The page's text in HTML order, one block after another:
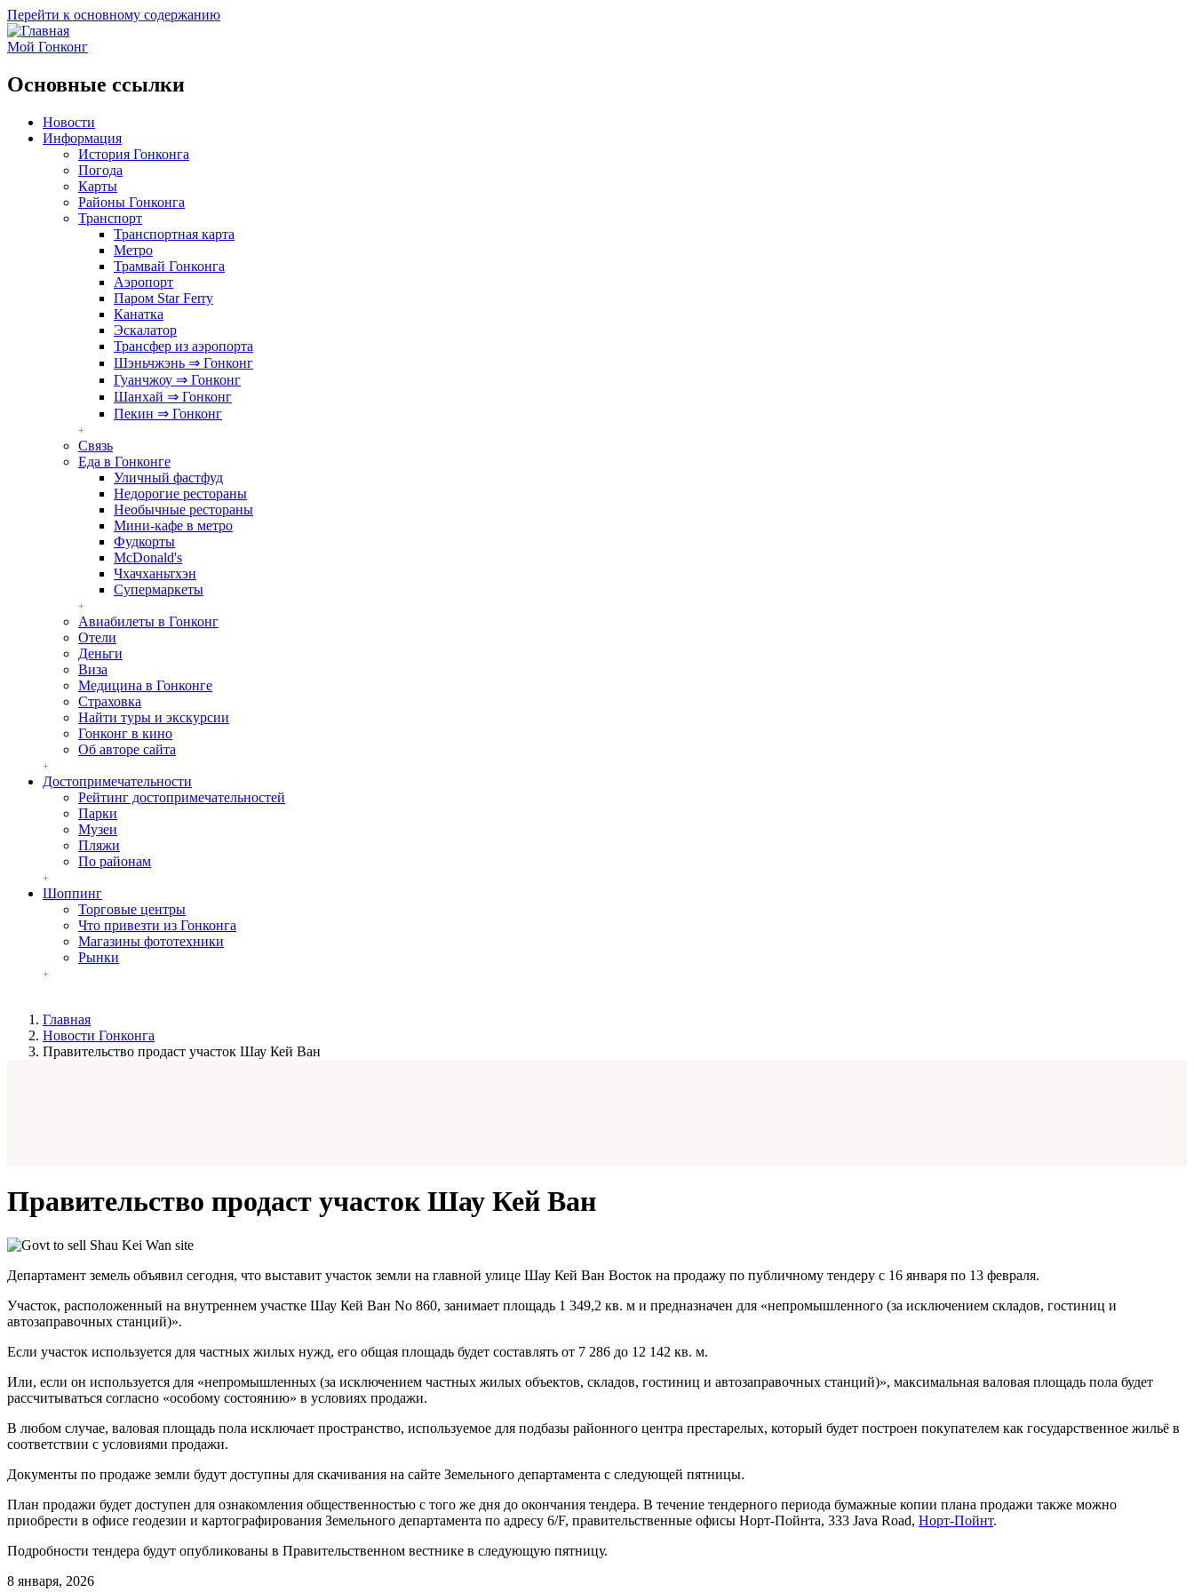
Перейти к основному содержанию
Мой Гонконг
Основные ссылки
Новости
Информация
История Гонконга
Погода
Карты
Районы Гонконга
Транспорт
Транспортная карта
Метро
Трамвай Гонконга
Аэропорт
Паром Star Ferry
Канатка
Эскалатор
Трансфер из аэропорта
Шэньчжэнь ⇒ Гонконг
Гуанчжоу ⇒ Гонконг
Шанхай ⇒ Гонконг
Пекин ⇒ Гонконг
Связь
Еда в Гонконге
Уличный фастфуд
Недорогие рестораны
Необычные рестораны
Мини-кафе в метро
Фудкорты
McDonald's
Чхачханьтхэн
Супермаркеты
Авиабилеты в Гонконг
Отели
Деньги
Виза
Медицина в Гонконге
Страховка
Найти туры и экскурсии
Гонконг в кино
Об авторе сайта
Достопримечательности
Рейтинг достопримечательностей
Парки
Музеи
Пляжи
По районам
Шоппинг
Торговые центры
Что привезти из Гонконга
Магазины фототехники
Рынки
Главная
Новости Гонконга
Правительство продаст участок Шау Кей Ван
Правительство продаст участок Шау Кей Ван
Департамент земель объявил сегодня, что выставит участок земли на главной улице Шау Кей Ван Восток на продажу по публичному тендеру с 16 января по 13 февраля.
Участок, расположенный на внутреннем участке Шау Кей Ван No 860, занимает площадь 1 349,2 кв. м и предназначен для «непромышленного (за исключением складов, гостиниц и
автозаправочных станций)».
Если участок используется для частных жилых нужд, его общая площадь будет составлять от 7 286 до 12 142 кв. м.
Или, если он используется для «непромышленных (за исключением частных жилых объектов, складов, гостиниц и автозаправочных станций)», максимальная валовая площадь пола будет
рассчитываться согласно «особому состоянию» в условиях продажи.
В любом случае, валовая площадь пола исключает пространство, используемое для подбазы районного центра престарелых, который будет построен покупателем как государственное жильё в
соответствии с условиями продажи.
Документы по продаже земли будут доступны для скачивания на сайте Земельного департамента с следующей пятницы.
План продажи будет доступен для ознакомления общественностью с того же дня до окончания тендера. В течение тендерного периода бумажные копии плана продажи также можно
приобрести в офисе геодезии и картографирования Земельного департамента по адресу 6/F, правительственные офисы Норт-Пойнта, 333 Java Road, Норт-Пойнт.
Подробности тендера будут опубликованы в Правительственном вестнике в следующую пятницу.
8 января, 2026